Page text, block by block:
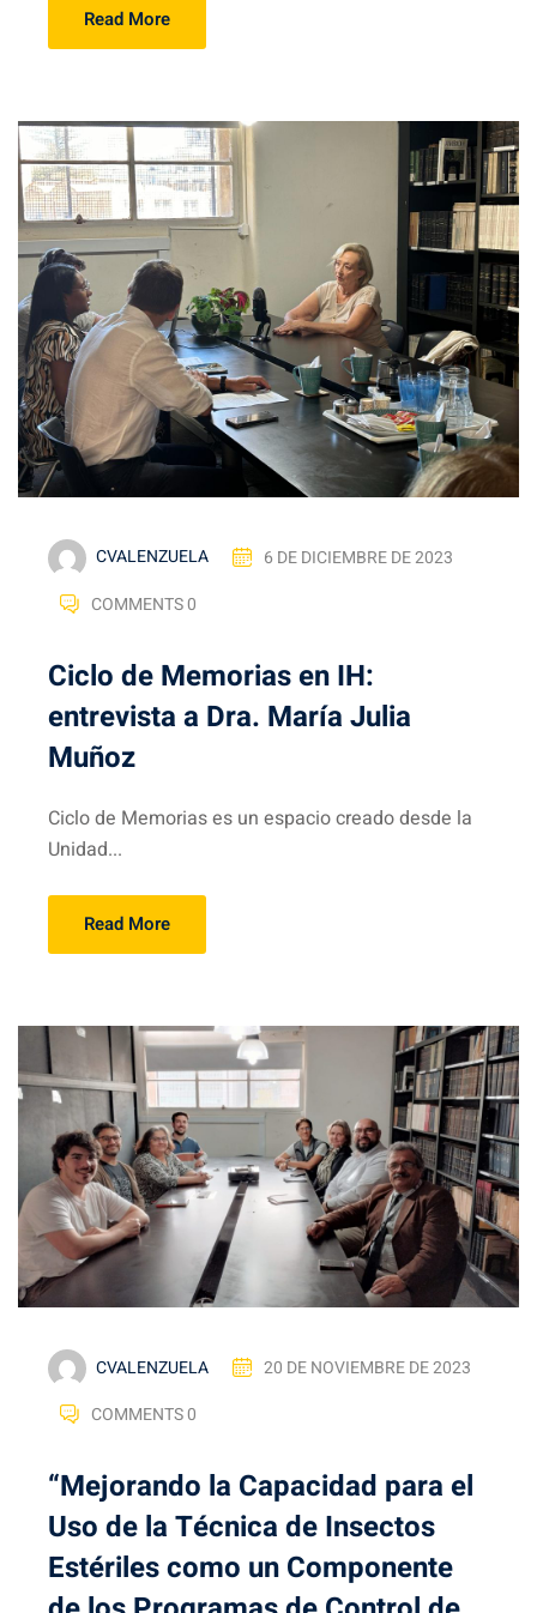
Read More
CVALENZUELA
6 DE DICIEMBRE DE 2023
COMMENTS 0
Ciclo de Memorias en IH:
entrevista a Dra. María Julia
Muñoz
Ciclo de Memorias es un espacio creado desde la
Unidad...
Read More
CVALENZUELA
20 DE NOVIEMBRE DE 2023
COMMENTS 0
“Mejorando la Capacidad para el
Uso de la Técnica de Insectos
Estériles como un Componente